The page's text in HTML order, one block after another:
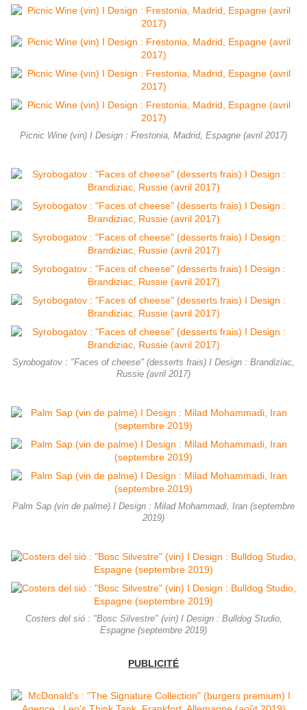
Picnic Wine (vin) I Design : Frestonia, Madrid, Espagne (avril 2017)
Syrobogatov : "Faces of cheese" (desserts frais) I Design : Brandiziac,
Russie (avril 2017)
Palm Sap (vin de palme) I Design : Milad Mohammadi, Iran (septembre
2019)
Costers del sió : "Bosc Silvestre" (vin) I Design : Bulldog Studio,
Espagne (septembre 2019)
PUBLICITÉ